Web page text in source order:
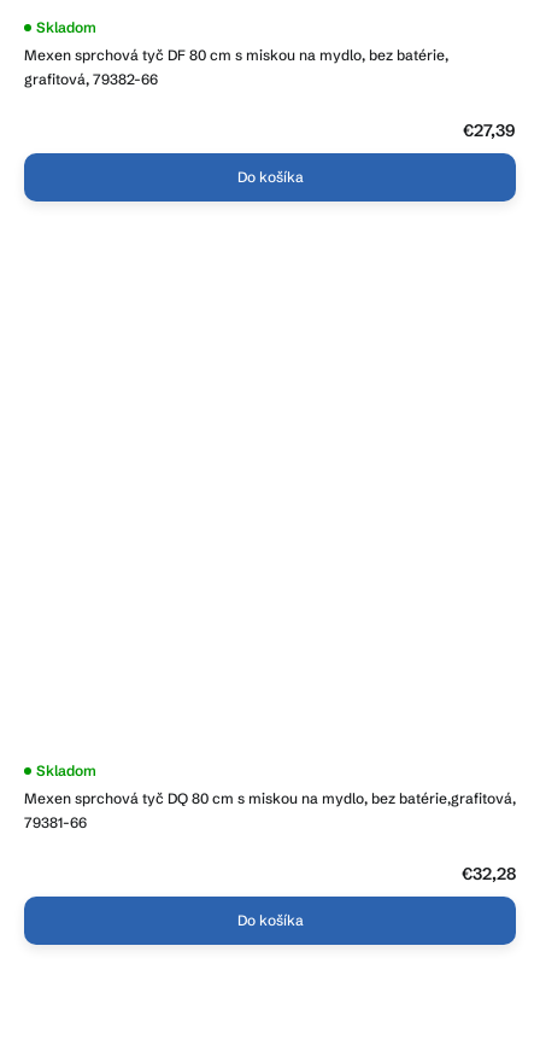
Mexen sprchová tyč DF 80 cm s miskou na mydlo, bez batérie,
grafitová, 79382-66
Skladom
€27,39
Do košíka
Mexen sprchová tyč DQ 80 cm s miskou na mydlo, bez batérie,grafitová,
79381-66
Skladom
€32,28
Do košíka